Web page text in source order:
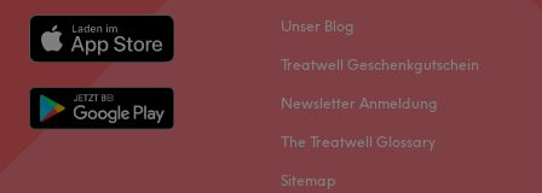
Unser Blog
Treatwell Geschenkgutschein
Newsletter Anmeldung
The Treatwell Glossary
Sitemap